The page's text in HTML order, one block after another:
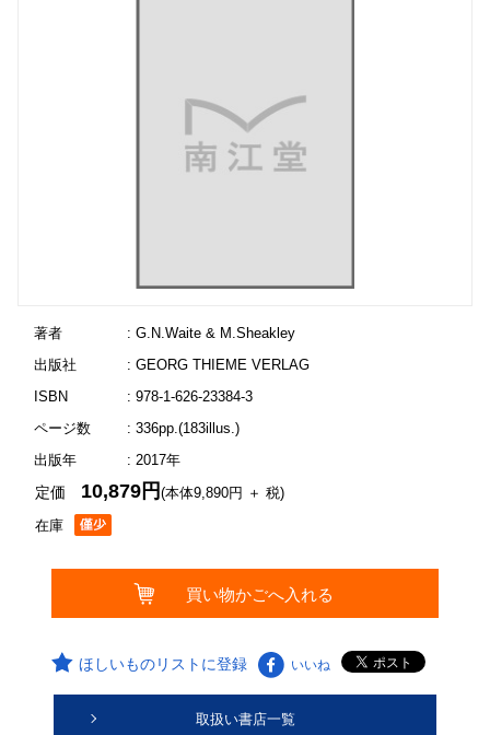
著者
: G.N.Waite & M.Sheakley
出版社
: GEORG THIEME VERLAG
ISBN
: 978-1-626-23384-3
ページ数
: 336pp.(183illus.)
出版年
: 2017年
在庫
定価 10,879円(本体9,890円 ＋ 税)
ほしいものリストに登録 いいね
取扱い書店一覧